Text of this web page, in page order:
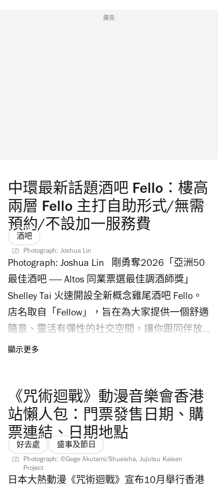
廣告
中環最新話題酒吧 Fello：樓高
兩層 Fello 主打自助形式/無需
預約/不設加一服務費
酒吧
Photograph: Joshua Lin
Photograph: Joshua Lin 剛勇奪2026「亞洲50
最佳酒吧 —— Altos 同業票選最佳調酒師獎」
Shelley Tai 火速開設全新概念雞尾酒吧 Fello。
店名取自「Fellow」，旨在為大家提供一個舒適
隨意、靈活有彈性的社交空間，讓你跟同伴放
鬆 chill 番吓！ Fello 樓高兩層設80座位，室內
Fello 讓客人可自由入座，無需預約；酒吧以自
助形式點餐，也不設加一服務費。 View this
post on Instagram A post shared by Time Out
Hong Kong (@timeouthk) Photograph: Joshua
Lin| Pineapple Basil Smash Fello 必試雞尾酒
Fello 酒單上八款招牌雞尾酒以清爽口味為主，
《咒術迴戰》動漫音樂會香港
站懶人包：門票發售日期、購
票連結、日期地點
好去處 盛事及節日
Photograph: ©Gege Akutami/Shueisha, Jujutsu Kaisen
Project
日本大熱動漫《咒術迴戰》宣布10月舉行香港